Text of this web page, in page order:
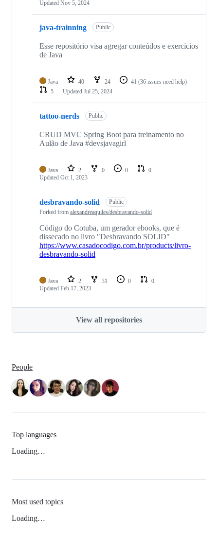
Updated Nov 5, 2024
java-trainning Public
Esse repositório visa agregar conteúdos e exercícios
de Java
Java 40 24 41 (36 issues need help)
5
Updated Jul 25, 2024
tattoo-nerds Public
CRUD MVC Spring Boot para treinamento no
Aulão de Java #devsjavagirl
Java 2 0 0
0
Updated Oct 1, 2023
desbravando-solid
Public
Forked from alexandreaquiles/desbravando-solid
Código do Cotuba, um gerador ebooks, que é
dissecado no livro "Desbravando SOLID"
https://www.casadocodigo.com.br/products/livro-
desbravando-solid
Java 2 31 0
0
Updated Feb 17, 2023
View all repositories
People
Top languages
Loading…
Most used topics
Loading…